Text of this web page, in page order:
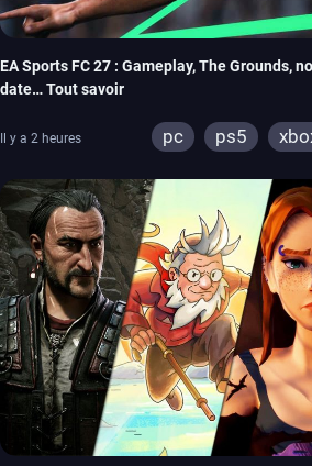
EA Sports FC 27 : Gameplay, The Grounds,
date… Tout savoir
Il y a 2 heures pc ps5